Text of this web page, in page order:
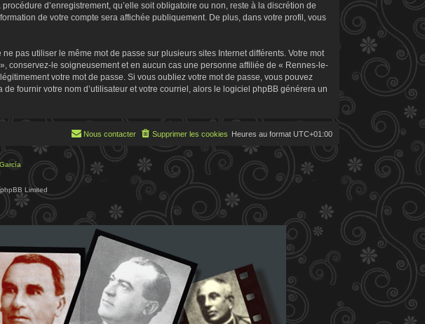
d’enregistrement, qu’elle soit obligatoire ou non, reste à la discrétion de
de votre compte sera affichée publiquement. De plus, dans votre profil, vous
pas utiliser le même mot de passe sur plusieurs sites Internet différents. Votre mot
conservez-le soigneusement et en aucun cas une personne affiliée de « Rennes-le-
votre mot de passe. Si vous oubliez votre mot de passe, vous pouvez
fournir votre nom d’utilisateur et votre courriel, alors le logiciel phpBB générera un
Heures au format UTC+01:00
Supprimer les cookies
Nous contacter
Limited